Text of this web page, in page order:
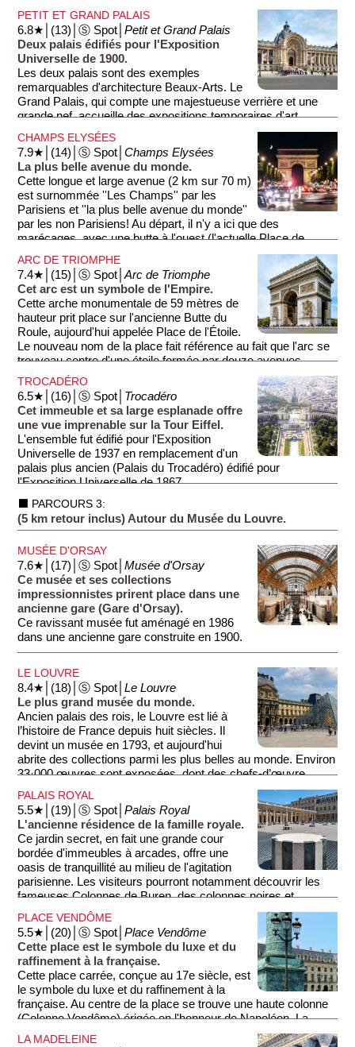
spectaculaire sur le Grand Palais (un palais édifié également
pour l'Exposition Universelle). Le pont est un lieu prisé des
touristes pour des promenades romantiques et des photos
inoubliables.
PETIT ET GRAND PALAIS
6.8★│(13)│Ⓢ Spot│Petit et Grand Palais
Deux palais édifiés pour l'Exposition
Universelle de 1900.
Les deux palais sont des exemples
remarquables d'architecture Beaux-Arts. Le
Grand Palais, qui compte une majestueuse verrière et une
grande nef, accueille des expositions temporaires d'art
contemporain et des événements culturels. Le Petit Palais,
abritant un musée des Beaux-Arts, expose des œuvres de
maîtres tels que Monet et Van Gogh.
CHAMPS ELYSÉES
7.9★│(14)│Ⓢ Spot│Champs Elysées
La plus belle avenue du monde.
Cette longue et large avenue (2 km sur 70 m)
est surnommée ''Les Champs'' par les
Parisiens et ''la plus belle avenue du monde''
par les non Parisiens! Au départ, il n'y a ici que des
marécages, avec une butte à l'ouest (l'actuelle Place de
l'Étoile, autrefois Butte du Roule) et le Palais des Tuileries à
l'est (l'actuel Louvre, autrefois palais du roi). D'où la volonté
du roi Louis XIV d'aménager l'endroit en avenue somptueuse.
C'est chose faite en 1670, avec l'architecte Le Nôtre aux
manettes: LeGrand-Cours est né: une large avenue plantée
de tilleuls et bordée de pelouses. Un endroit idéal pour la
promenade. À partir de 1720, le roi annexe le village du Roule
et puis fait construire des immeubles sur l'avenue: les
fait en un jour, au départ les Champs Elysées sont mal
fréquentés et dangereux. Ils sont bordés de bouges, repères
des brigands et des prostituées. Il faudra attendre deux
siècles, jusqu'au Second Empire, pour que le lieu devienne
bourgeois, haut lieu de la vie élégante, avec ses cafés, ses
hôtels et ses luxueux immeubles.
Métro: Franklin Roosvelt
ARC DE TRIOMPHE
7.4★│(15)│Ⓢ Spot│Arc de Triomphe
Cet arc est un symbole de l'Empire.
Cette arche monumentale de 59 mètres de
hauteur prit place sur l'ancienne Butte du
Roule, aujourd'hui appelée Place de l'Étoile.
Le nouveau nom de la place fait référence au fait que l'arc se
trouveau centre d'une étoile formée par douze avenues
rayonnantes, dont la plus célèbre, l'Avenue des Champs
Elysées. La construction de l'arc fut décidée en 1810 par
Napoléon Ier, à l'occasion de la Victoire d'Austerlitz.
TROCADÉRO
6.5★│(16)│Ⓢ Spot│ Trocadéro
Cet immeuble et sa large esplanade offre
une vue imprenable sur la Tour Eiffel.
L'ensemble fut édifié pour l'Exposition
Universelle de 1937 en remplacement d'un
palais plus ancien (Palais du Trocadéro) édifié pour
l'Exposition Universelle de 1867.
L'édifice actuel (Palais de Chaillot, en fait deux immeubles
incurvés) abrite plusieurs musées, mais les touristes viennent
Tour Eiffel (à 600 m au sud-est). Lors de sa visite express de
Paris en 1940 (après la capitulation française), c'est d'ailleurs
ici qu'Hitler vint se faire photographier pour la postérité.
Contrairement à la légende, il ne monta pas sur la Tour Eiffel,
du fait que ses ascenseurs avaient été sabordés.
⬛ PARCOURS 3:
(5 km retour inclus) Autour du Musée du Louvre.
MUSÉE D'ORSAY
7.6★│(17)│Ⓢ Spot│Musée d'Orsay
Ce musée et ses collections
impressionnistes prirent place dans une
ancienne gare (Gare d'Orsay).
Ce ravissant musée fut aménagé en 1986
dans une ancienne gare construite en 1900.
Lors de votre visite, vous pourrez voir une vaste collection
d'œuvres impressionnistes et post-impressionnistes,
comprenant des chefs-d'œuvre de Monet, Van Gogh,
Degas... Avant que la nouvelle censure n'interdise la nudité et
l'érotisme, ne ratez pas le tableau sulfureux de ''L'Origine du
monde'' de Gustave Courbet (1819-1877) montrant un sexe
de femme en gros plan.
LE LOUVRE
8.4★│(18)│Ⓢ Spot│Le Louvre
Le plus grand musée du monde.
Ancien palais des rois, le Louvre est lié à
l’histoire de France depuis huit siècles. Il
devint un musée en 1793, et aujourd'hui
abrite des collections parmi les plus belles au monde. Environ
33·000 œuvres sont exposées, dont des chefs-d’œuvre
PALAIS ROYAL
5.5★│(19)│Ⓢ Spot│Palais Royal
L'ancienne résidence de la famille royale.
Ce jardin secret, en fait une grande cour
bordée d'immeubles à arcades, offre une
oasis de tranquillité au milieu de l'agitation
parisienne. Les visiteurs pourront notamment découvrir les
fameuses Colonnes de Buren, des colonnes noires et
blanches contemporaines.
PLACE VENDÔME
5.5★│(20)│Ⓢ Spot│Place Vendôme
Cette place est le symbole du luxe et du
raffinement à la française.
Cette place carrée, conçue au 17e siècle, est
le symbole du luxe et du raffinement à la
française. Au centre de la place se trouve une haute colonne
(Colonne Vendôme) érigée en l'honneur de Napoléon. La
place est bordée de boutiques de joailleries prestigieuses.
LA MADELEINE